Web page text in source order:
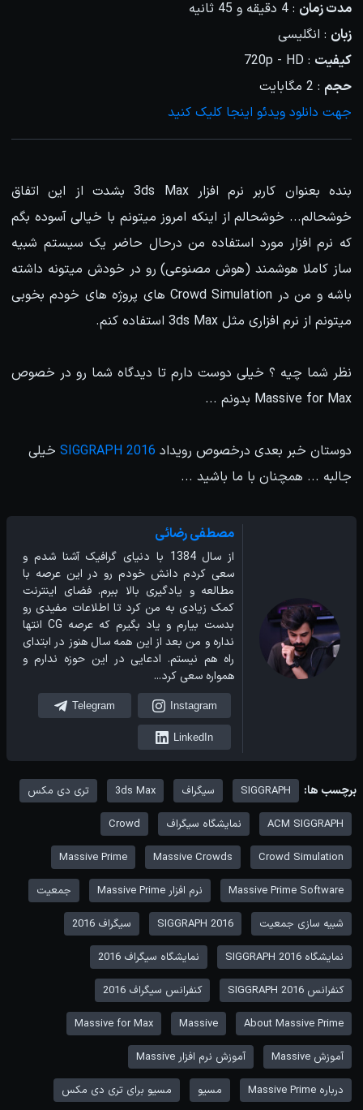
مدت زمان : 4 دقیقه و 45 ثانیه
زبان : انگلیسی
کیفیت : 720p - HD
حجم : 2 مگابایت
جهت دانلود ویدئو اینجا کلیک کنید
بنده بعنوان کاربر نرم افزار 3ds Max بشدت از این اتفاق
خوشحالم... خوشحالم از اینکه امروز میتونم با خیالی آسوده بگم
که نرم افزار مورد استفاده من درحال حاضر یک سیستم شبیه
ساز کاملا هوشمند (هوش مصنوعی) رو در خودش میتونه داشته
باشه و من در Crowd Simulation های پروژه های خودم بخوبی
میتونم از نرم افزاری مثل 3ds Max استفاده کنم.
نظر شما چیه ؟ خیلی دوست دارم تا دیدگاه شما رو در خصوص
Massive for Max بدونم ...
دوستان خبر بعدی درخصوص رویداد SIGGRAPH 2016 خیلی
جالبه ... همچنان با ما باشید ...
مصطفی رضائی
از سال 1384 با دنیای گرافیک آشنا شدم و
سعی کردم دانش خودم رو در این عرصه با
مطالعه و یادگیری بالا ببرم. فضای اینترنت
کمک زیادی به من کرد تا اطلاعات مفیدی رو
بدست بیارم و یاد بگیرم که عرصه CG انتها
نداره و من بعد از این همه سال هنوز در ابتدای
راه هم نیستم. ادعایی در این حوزه ندارم و
همواره سعی کرد...
Instagram
Telegram
LinkedIn
برچسب ها: SIGGRAPH سیگراف 3ds Max تری دی مکس
ACM SIGGRAPH نمایشگاه سیگراف Crowd
Crowd Simulation
Massive Crowds
Massive Prime
Massive Prime Software نرم افزار Massive Prime جمعیت
شبیه سازی جمعیت SIGGRAPH 2016 سیگراف 2016
نمایشگاه SIGGRAPH 2016 نمایشگاه سیگراف 2016
کنفرانس SIGGRAPH 2016 کنفرانس سیگراف 2016
About Massive Prime
Massive
Massive for Max
آموزش Massive آموزش نرم افزار Massive
درباره Massive Prime مسیو مسیو برای تری دی مکس